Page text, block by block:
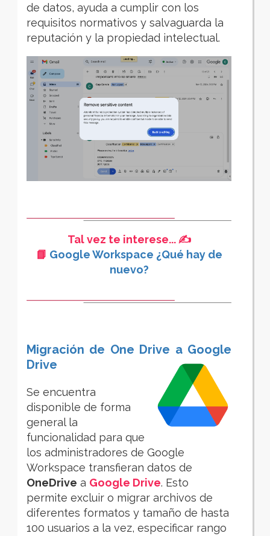
de datos, ayuda a cumplir con los
requisitos normativos y salvaguarda la
reputación y la propiedad intelectual.
Tal vez te interese... ✍️
📘 Google Workspace ¿Qué hay de
nuevo?
Migración de One Drive a Google
Drive
Se encuentra
disponible de forma
general la
funcionalidad para que
los administradores de Google
Workspace transfieran datos de
OneDrive a Google Drive. Esto
permite excluir o migrar archivos de
diferentes formatos y tamaño de hasta
100 usuarios a la vez, especificar rango